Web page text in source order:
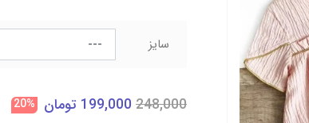
سایز
248,000
199,000 تومان 20%